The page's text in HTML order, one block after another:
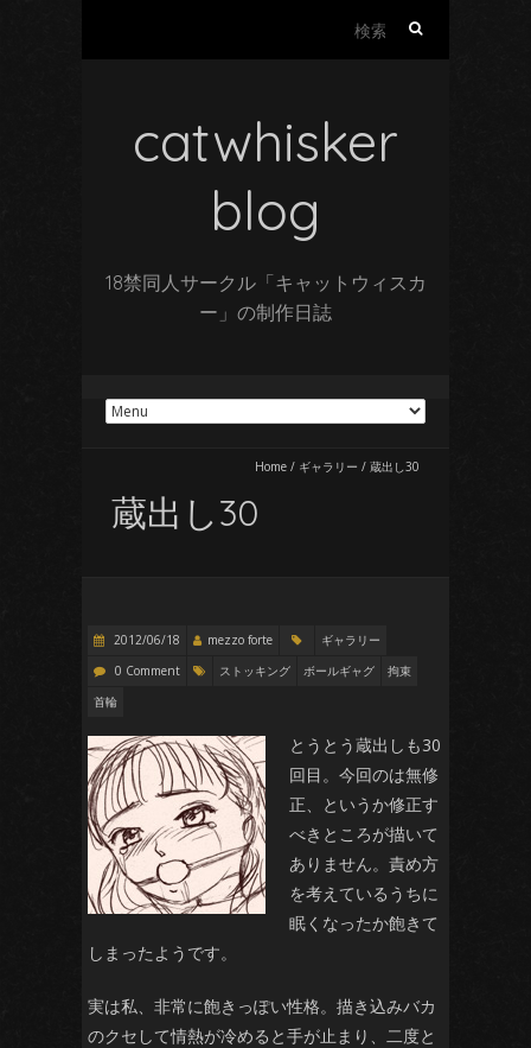
catwhisker
blog
18禁同人サークル「キャットウィスカ
ー」の制作日誌
Home / ギャラリー / 蔵出し30
蔵出し30
2012/06/18 mezzo forte
ギャラリー
0 Comment
ストッキング ボールギャグ
拘束
首輪
とうとう蔵出しも30
回目。今回のは無修
正、というか修正す
べきところが描いて
ありません。責め方
を考えているうちに
眠くなったか飽きて
しまったようです。
実は私、非常に飽きっぽい性格。描き込みバカ
のクセして情熱が冷めると手が止まり、二度と